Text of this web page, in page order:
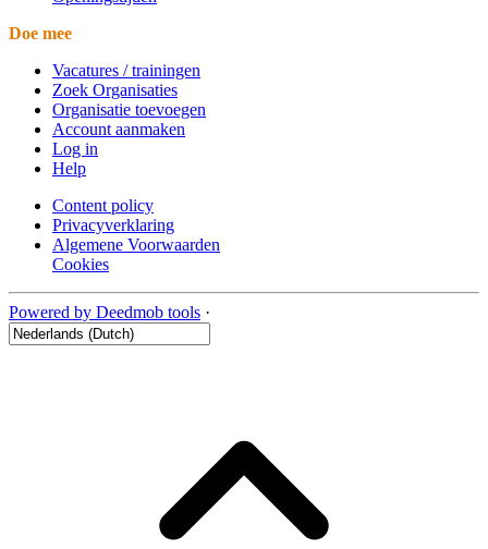
Doe mee
Vacatures / trainingen
Zoek Organisaties
Organisatie toevoegen
Account aanmaken
Log in
Help
Content policy
Privacyverklaring
Algemene Voorwaarden
Cookies
Powered by Deedmob tools ·